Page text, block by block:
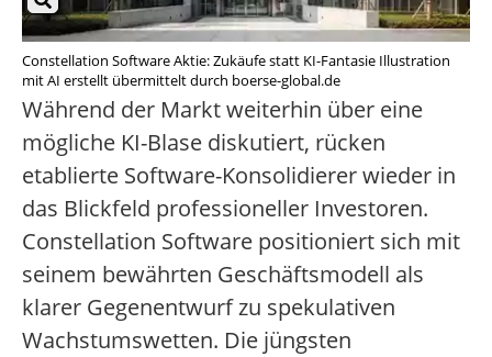
Constellation Software Aktie: Zukäufe statt KI-Fantasie Illustration
mit AI erstellt übermittelt durch boerse-global.de
Während der Markt weiterhin über eine
mögliche KI-Blase diskutiert, rücken
etablierte Software-Konsolidierer wieder in
das Blickfeld professioneller Investoren.
Constellation Software positioniert sich mit
seinem bewährten Geschäftsmodell als
klarer Gegenentwurf zu spekulativen
Wachstumswetten. Die jüngsten